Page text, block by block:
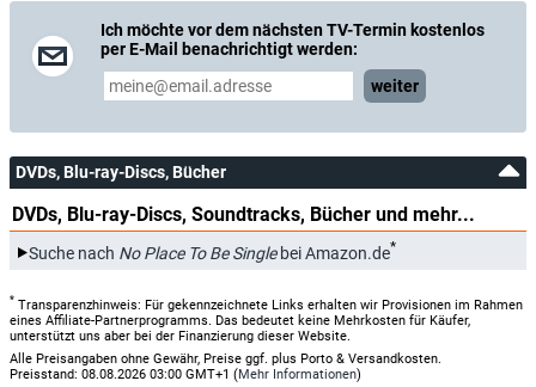
Ich möchte vor dem nächsten TV-Termin kostenlos
per E-Mail benachrichtigt werden:
weiter
DVDs, Blu-ray-Discs, Bücher
DVDs, Blu-ray-Discs, Soundtracks, Bücher und mehr...
Suche nach No Place To Be Singlebei Amazon.de*
* Transparenzhinweis: Für gekennzeichnete Links erhalten wir Provisionen im Rahmen
eines Affiliate-Partnerprogramms. Das bedeutet keine Mehrkosten für Käufer,
unterstützt uns aber bei der Finanzierung dieser Website.
Alle Preisangaben ohne Gewähr, Preise ggf. plus Porto & Versandkosten.
Preisstand: 08.08.2026 03:00 GMT+1 (Mehr Informationen)